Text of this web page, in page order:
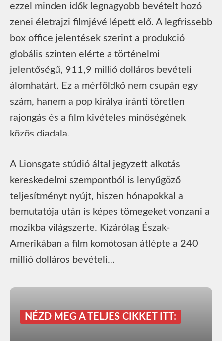
ezzel minden idők legnagyobb bevételt hozó
zenei életrajzi filmjévé lépett elő. A legfrissebb
box office jelentések szerint a produkció
globális szinten elérte a történelmi
jelentőségű, 911,9 millió dolláros bevételi
álomhatárt. Ez a mérföldkő nem csupán egy
szám, hanem a pop királya iránti töretlen
rajongás és a film kivételes minőségének
közös diadala.
A Lionsgate stúdió által jegyzett alkotás
kereskedelmi szempontból is lenyűgöző
teljesítményt nyújt, hiszen hónapokkal a
bemutatója után is képes tömegeket vonzani a
mozikba világszerte. Kizárólag Észak-
Amerikában a film komótosan átlépte a 240
millió dolláros bevételi…
NÉZD MEG A TELJES CIKKET ITT: